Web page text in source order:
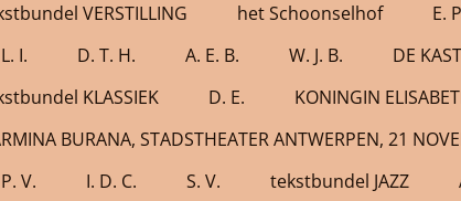
VERSTILLING
het Schoonselhof E.
I.
D. T. H. A. E. B. W. J. B. DE KAST
KLASSIEK
D. E.
KONINGIN
BURANA, STADSTHEATER ANTWERPEN, 21
V.
I. D. C. S. V. tekstbundel JAZZ